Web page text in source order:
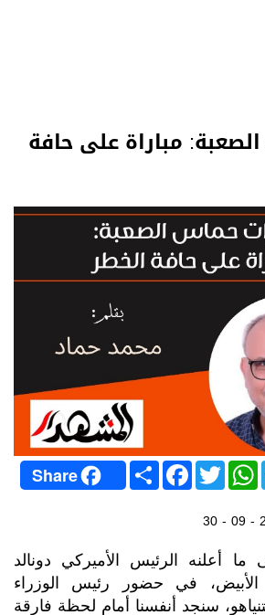
مباراة على حافة
Share S
h
a
F
a
c
o
k
T
w
i
t
r
W
h
a
s
p
30 - 09 -
ما أعلنه الرئيس الأميركي دونالد
في حضور رئيس الوزراء
نتنياهو، سنجد أنفسنا أمام لحظة فارقة